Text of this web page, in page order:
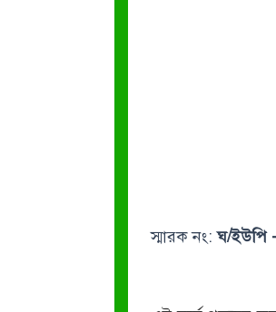
স্মারক নং:ঘ/ইউপি